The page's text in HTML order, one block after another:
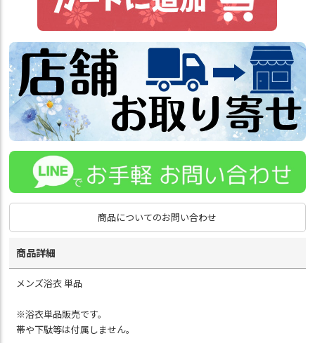
商品についてのお問い合わせ
商品詳細
メンズ浴衣 単品
※浴衣単品販売です。
帯や下駄等は付属しません。